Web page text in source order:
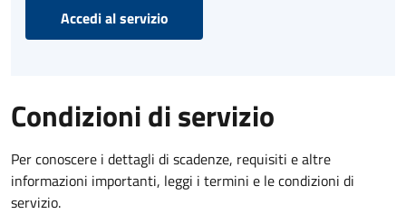
Accedi al servizio
Condizioni di servizio
Per conoscere i dettagli di scadenze, requisiti e altre
informazioni importanti, leggi i termini e le condizioni di
servizio.